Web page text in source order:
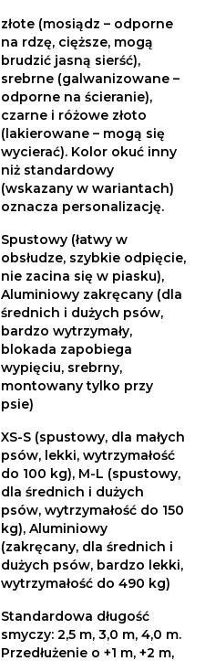
złote (mosiądz – odporne
na rdzę, cięższe, mogą
brudzić jasną sierść),
srebrne (galwanizowane –
odporne na ścieranie),
czarne i różowe złoto
(lakierowane – mogą się
wycierać). Kolor okuć inny
niż standardowy
(wskazany w wariantach)
oznacza personalizację.
Spustowy (łatwy w
obsłudze, szybkie odpięcie,
nie zacina się w piasku),
Aluminiowy zakręcany (dla
średnich i dużych psów,
bardzo wytrzymały,
blokada zapobiega
wypięciu, srebrny,
montowany tylko przy
psie)
XS-S (spustowy, dla małych
psów, lekki, wytrzymałość
do 100 kg), M-L (spustowy,
dla średnich i dużych
psów, wytrzymałość do 150
kg), Aluminiowy
(zakręcany, dla średnich i
dużych psów, bardzo lekki,
wytrzymałość do 490 kg)
Standardowa długość
smyczy: 2,5 m, 3,0 m, 4,0 m.
Przedłużenie o +1 m, +2 m,